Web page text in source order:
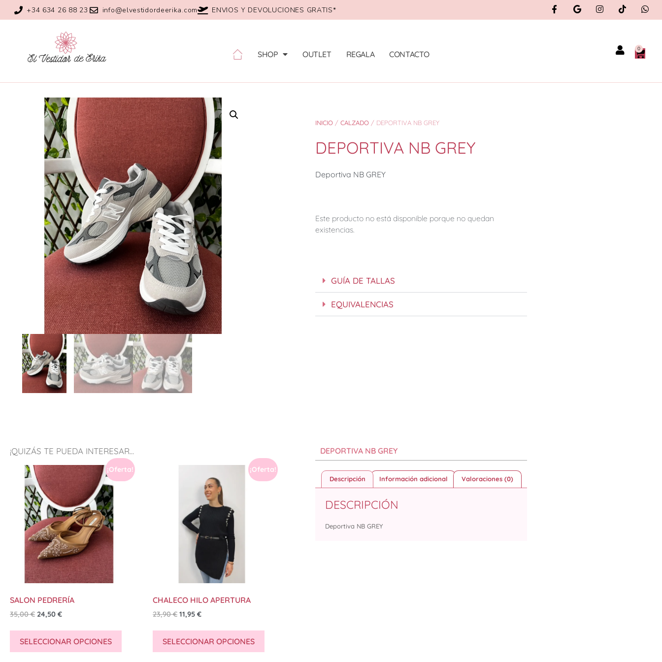
+34 634 26 88 23 info@elvestidordeerika.com ENVIOS Y DEVOLUCIONES GRATIS*
SHOP OUTLET REGALA CONTACTO
0
INICIO / CALZADO / DEPORTIVA NB GREY
DEPORTIVA NB GREY
Deportiva NB GREY
Este producto no está disponible porque no quedan
existencias.
GUÍA DE TALLAS
EQUIVALENCIAS
¡QUIZÁS TE PUEDA INTERESAR...
¡Oferta!
SALON PEDRERÍA
35,00€ 24,50 €
SELECCIONAR OPCIONES
¡Oferta!
CHALECO HILO APERTURA
23,90€ 11,95 €
SELECCIONAR OPCIONES
DEPORTIVA NB GREY
Descripción Información adicional Valoraciones (0)
DESCRIPCIÓN
Deportiva NB GREY